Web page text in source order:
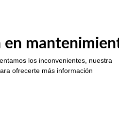
en
los inconvenientes, nuestra
ofrecerte más información